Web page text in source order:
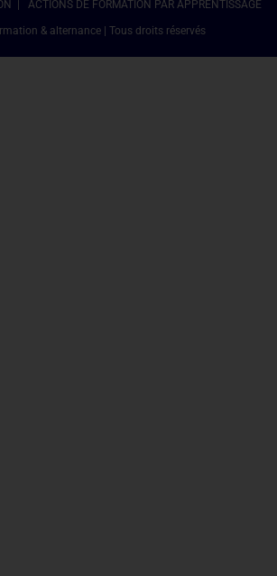
| ACTIONS DE FORMATION PAR APPRENTISSAGE
& alternance | Tous droits réservés